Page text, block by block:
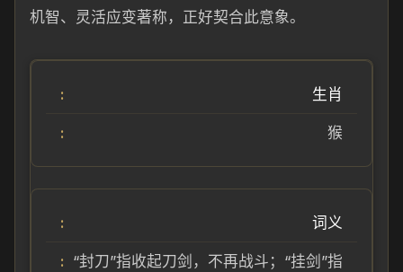
机智、灵活应变著称，正好契合此意象。
生肖
猴
词义
“封刀”指收起刀剑，不再战斗；“挂剑”指